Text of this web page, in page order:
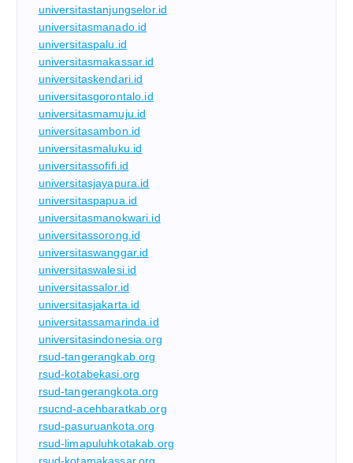
universitastanjungselor.id
universitasmanado.id
universitaspalu.id
universitasmakassar.id
universitaskendari.id
universitasgorontalo.id
universitasmamuju.id
universitasambon.id
universitasmaluku.id
universitassofifi.id
universitasjayapura.id
universitaspapua.id
universitasmanokwari.id
universitassorong.id
universitaswanggar.id
universitaswalesi.id
universitassalor.id
universitasjakarta.id
universitassamarinda.id
universitasindonesia.org
rsud-tangerangkab.org
rsud-kotabekasi.org
rsud-tangerangkota.org
rsucnd-acehbaratkab.org
rsud-pasuruankota.org
rsud-limapuluhkotakab.org